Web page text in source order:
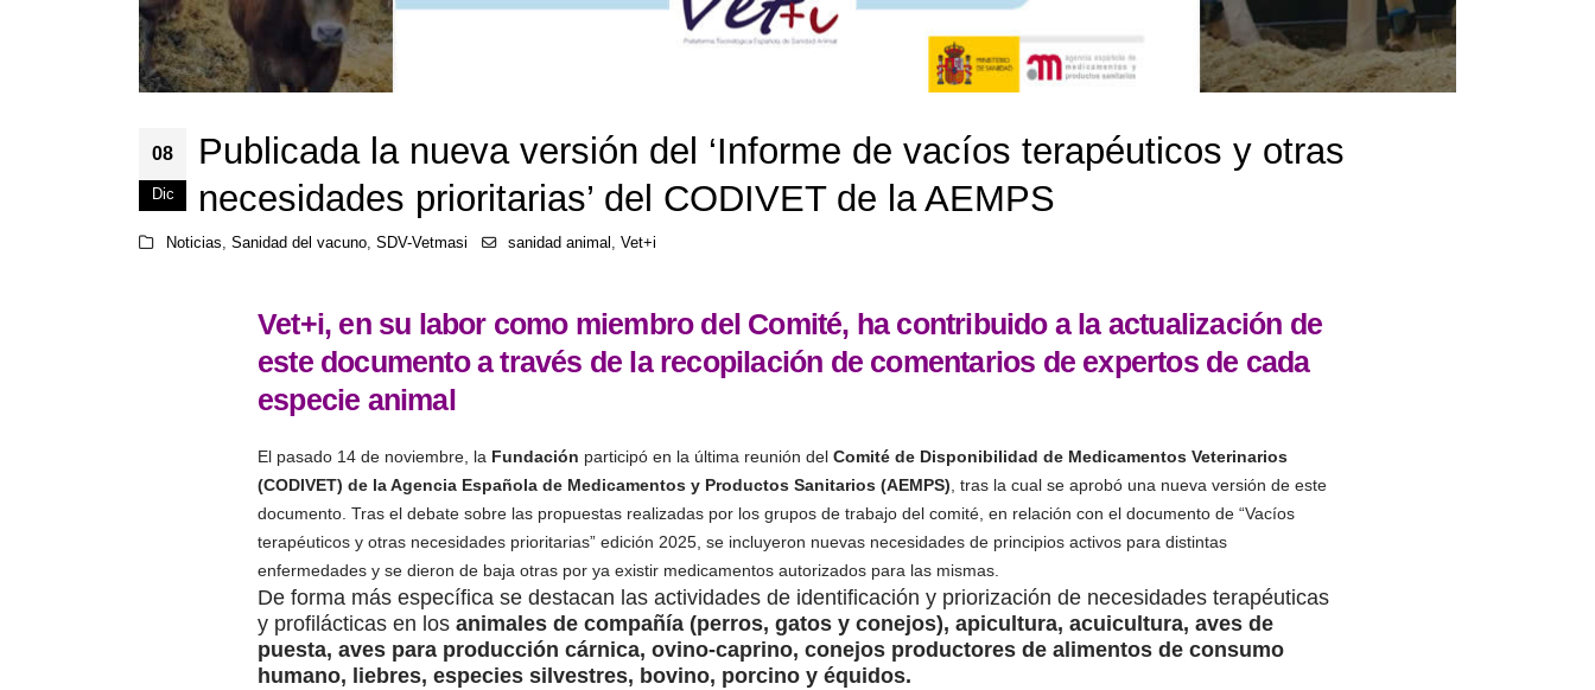
08
Dic
Publicada la nueva versión del ‘Informe de vacíos terapéuticos y otras
necesidades prioritarias’ del CODIVET de la AEMPS
Noticias, Sanidad del vacuno, SDV-Vetmasi sanidad animal ,Vet+i
Vet+i, en su labor como miembro del Comité, ha contribuido a la actualización de
este documento a través de la recopilación de comentarios de expertos de cada
especie animal
El pasado 14 de noviembre, la Fundación participó en la última reunión del Comité de Disponibilidad de Medicamentos Veterinarios
(CODIVET) de la Agencia Española de Medicamentos y Productos Sanitarios (AEMPS) , tras la cual se aprobó una nueva versión de este
documento. Tras el debate sobre las propuestas realizadas por los grupos de trabajo del comité, en relación con el documento de “Vacíos
terapéuticos y otras necesidades prioritarias” edición 2025, se incluyeron nuevas necesidades de principios activos para distintas
enfermedades y se dieron de baja otras por ya existir medicamentos autorizados para las mismas.
De forma más específica se destacan las actividades de identificación y priorización de necesidades terapéuticas
y profilácticas en los animales de compañía (perros, gatos y conejos), apicultura, acuicultura, aves de
puesta, aves para producción cárnica, ovino-caprino, conejos productores de alimentos de consumo
humano, liebres, especies silvestres, bovino, porcino y équidos.